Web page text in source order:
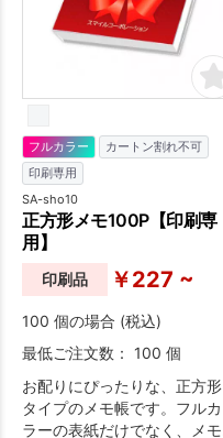
フルカラー
カートン割れ不可
印刷専用
SA-sho10
正方形メモ100P【印刷専
用】
印刷品 ￥227 ~
100 個の場合 (税込)
最低ご注文数： 100 個
お配りにぴったりな、正方形
タイプのメモ帳です。フルカ
ラーの表紙だけでなく、メモ